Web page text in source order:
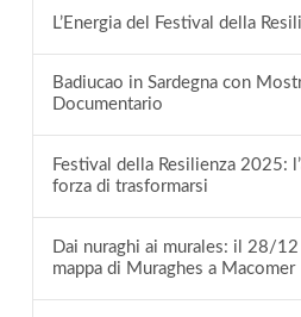
L’Energia del Festival della
Badiucao in Sardegna con
Documentario
Festival della Resilienza 2025:
forza di trasformarsi
Dai nuraghi ai murales: il 28/
mappa di Muraghes a Macomer